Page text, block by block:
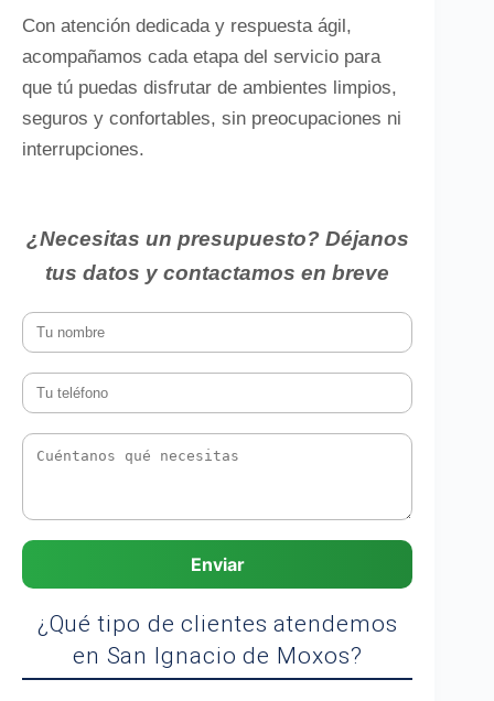
Con atención dedicada y respuesta ágil,
acompañamos cada etapa del servicio para
que tú puedas disfrutar de ambientes limpios,
seguros y confortables, sin preocupaciones ni
interrupciones.
¿Necesitas un presupuesto? Déjanos
tus datos y contactamos en breve
Enviar
¿Qué tipo de clientes atendemos
en San Ignacio de Moxos?